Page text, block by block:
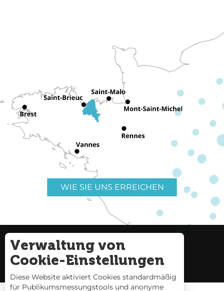
WIE SIE UNS ERREICHEN
Nützliche Links
Seitenverzeichnis
Verwaltung von
Cookie-Einstellungen
Diese Website aktiviert Cookies standardmäßig
für Publikumsmessungstools und anonyme